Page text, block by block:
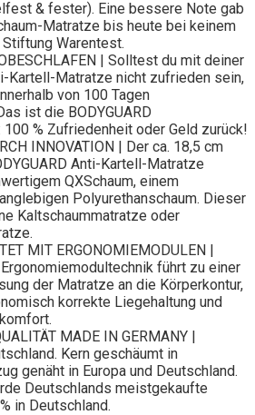
& fester). Eine bessere Note gab
Matratze bis heute bei keinem
Warentest.
| Solltest du mit deiner
Kartell-Matratze nicht zufrieden sein,
von 100 Tagen
ist die BODYGUARD
100 % Zufriedenheit oder Geld zurück!
INNOVATION | Der ca. 18,5 cm
Anti-Kartell-Matratze
QXSchaum, einem
Polyurethanschaum. Dieser
Kaltschaummatratze oder
MIT ERGONOMIEMODULEN |
führt zu einer
der Matratze an die Körperkontur,
korrekte Liegehaltung und
MADE IN GERMANY |
Kern geschäumt in
genäht in Europa und Deutschland.
Deutschlands meistgekaufte
in Deutschland.